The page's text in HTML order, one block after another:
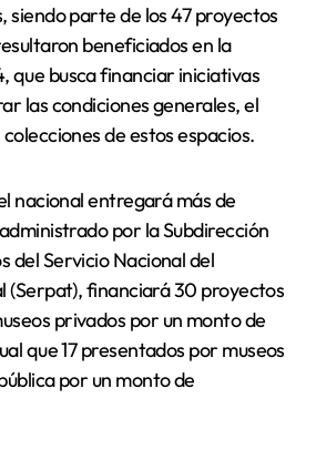
siendo parte de los 47 proyectos
beneficiados en la
que busca financiar iniciativas
las condiciones generales, el
de estos espacios.
nacional entregará más de
por la Subdirección
del Servicio Nacional del
(Serpat), financiará 30 proyectos
privados por un monto de
que 17 presentados por museos
por un monto de